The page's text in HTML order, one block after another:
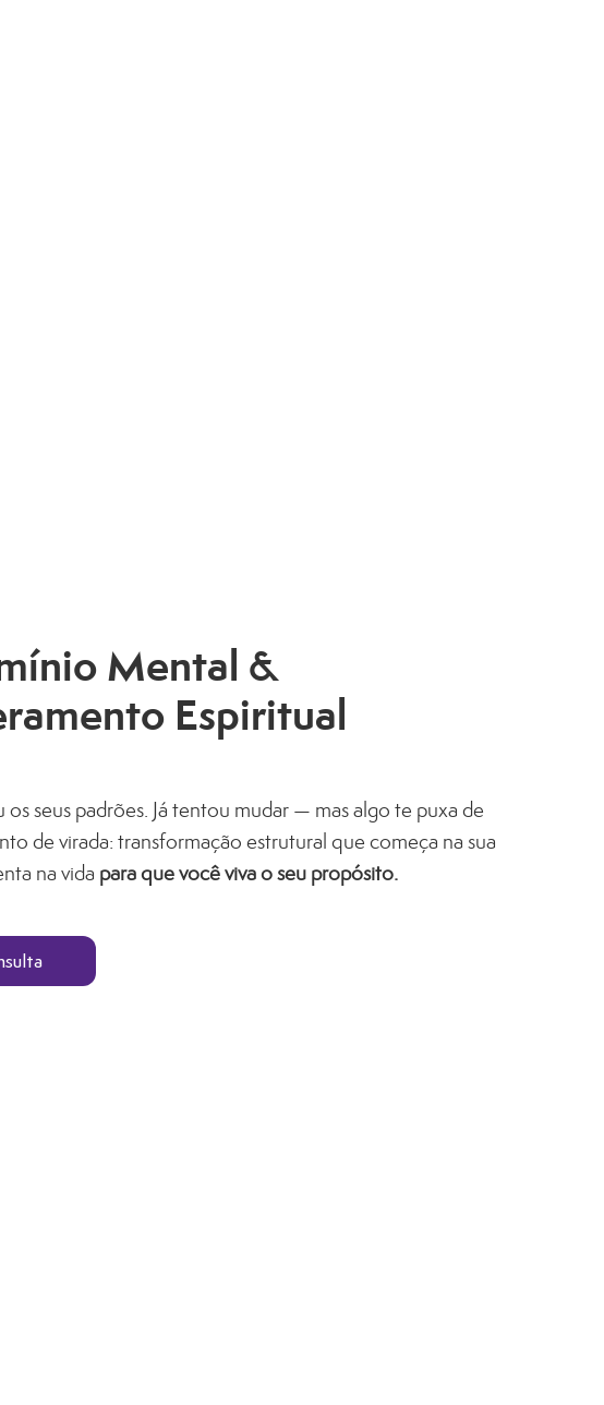
Mental &
Espiritual
seus padrões. Já tentou mudar — mas algo te puxa de
de virada: transformação estrutural que começa na sua
na vida para que você viva o seu propósito.